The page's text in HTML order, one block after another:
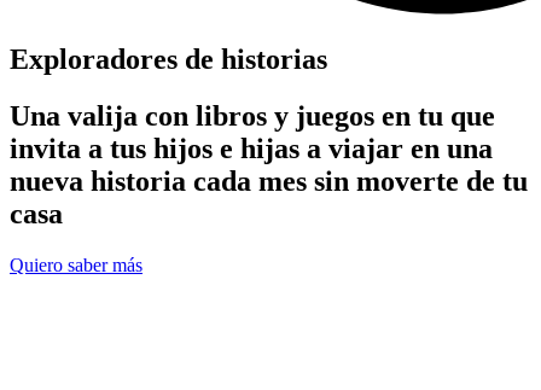
Exploradores de historias
Una valija con libros y juegos en tu que
invita a tus hijos e hijas a viajar en una
nueva historia cada mes sin moverte de tu
casa
Quiero saber más